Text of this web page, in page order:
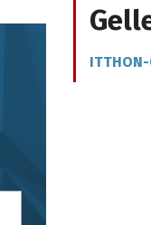
ITTHON-